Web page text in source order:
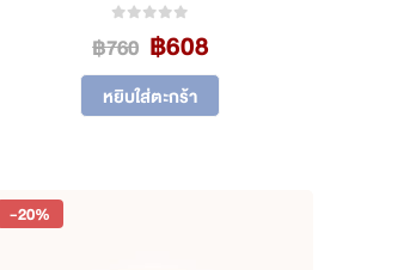
฿760 Original
price
was:
฿760.
฿608Current
price
฿608.
หยิบใส่ตะกร้า
-20%